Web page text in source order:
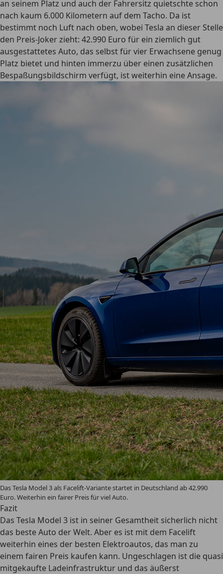
an seinem Platz und auch der Fahrersitz quietschte schon
nach kaum 6.000 Kilometern auf dem Tacho. Da ist
bestimmt noch Luft nach oben, wobei Tesla an dieser Stelle
den Preis-Joker zieht: 42.990 Euro für ein ziemlich gut
ausgestattetes Auto, das selbst für vier Erwachsene genug
Platz bietet und hinten immerzu über einen zusätzlichen
Bespaßungsbildschirm verfügt, ist weiterhin eine Ansage.
Das Tesla Model 3 als Facelift-Variante startet in Deutschland ab 42.990
Euro. Weiterhin ein fairer Preis für viel Auto.
Fazit
Das Tesla Model 3 ist in seiner Gesamtheit sicherlich nicht
das beste Auto der Welt. Aber es ist mit dem Facelift
weiterhin eines der besten Elektroautos, das man zu
einem fairen Preis kaufen kann. Ungeschlagen ist die quasi
mitgekaufte Ladeinfrastruktur und das äußerst